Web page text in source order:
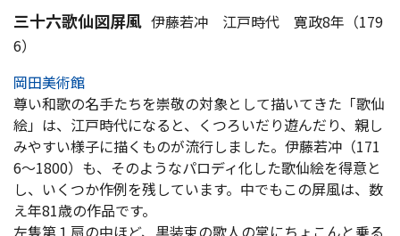
三十六歌仙図屏風 伊藤若冲 江戸時代 寛政8年（179
6）
岡田美術館
尊い和歌の名手たちを崇敬の対象として描いてきた「歌仙
絵」は、江戸時代になると、くつろいだり遊んだり、親し
みやすい様子に描くものが流行しました。伊藤若冲（171
6～1800）も、そのようなパロディ化した歌仙絵を得意と
し、いくつか作例を残しています。中でもこの屏風は、数
え年81歳の作品です。